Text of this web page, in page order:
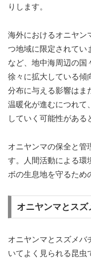
りします。
海外におけるオニヤン
つ地域に限定されてい
など、地中海周辺の国
徐々に拡大している傾
分布に与える影響はま
温暖化が進むにつれて
していく可能性がある
オニヤンマの保全と管
す。人間活動による環
ボの生息地を守るため
オニヤンマとス
オニヤンマとスズメバ
いてよく見られる昆虫